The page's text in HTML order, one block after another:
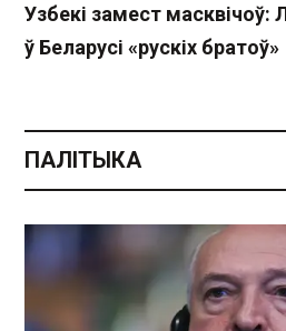
Узбекі замест масквічоў:
ў Беларусі «рускіх братоў»
ПАЛІТЫКА